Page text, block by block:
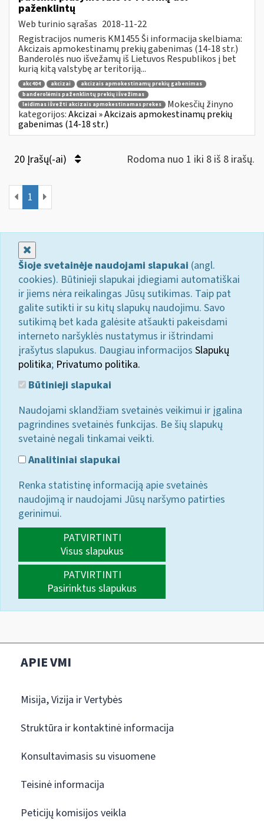
paženklintų
Web turinio sąrašas 2018-11-22
Registracijos numeris KM1455 Ši informacija skelbiama:
Akcizais apmokestinamų prekių gabenimas (14-18 str.)
Banderolės nuo išvežamų iš Lietuvos Respublikos į bet
kurią kitą valstybę ar teritoriją...
akc404 akcizai
akcizais apmokestinamų prekių gabenimas
banderolėmis paženklintų prekių išvežimas
leidimas išvežti akcizais apmokestinamas prekes
Mokesčių žinyno
kategorijos:Akcizai » Akcizais apmokestinamų prekių
gabenimas (14-18 str.)
20 Įrašų(-ai) Rodoma nuo 1 iki 8 iš 8 irašų.
1
Šioje svetainėje naudojami slapukai (angl.
cookies). Būtinieji slapukai įdiegiami automatiškai
ir jiems nėra reikalingas Jūsų sutikimas. Taip pat
galite sutikti ir su kitų slapukų naudojimu. Savo
sutikimą bet kada galėsite atšaukti pakeisdami
interneto naršyklės nustatymus ir ištrindami
įrašytus slapukus. Daugiau informacijos Slapukų
politika; Privatumo politika.
Būtinieji slapukai
Naudojami sklandžiam svetainės veikimui ir įgalina
pagrindines svetainės funkcijas. Be šių slapukų
svetainė negali tinkamai veikti.
Analitiniai slapukai
Renka statistinę informaciją apie svetainės
naudojimą ir naudojami Jūsų naršymo patirties
gerinimui.
PATVIRTINTI
Visus slapukus
PATVIRTINTI
Pasirinktus slapukus
APIE VMI
Misija, Vizija ir Vertybės
Struktūra ir kontaktinė informacija
Konsultavimasis su visuomene
Teisinė informacija
Peticijų komisijos veikla